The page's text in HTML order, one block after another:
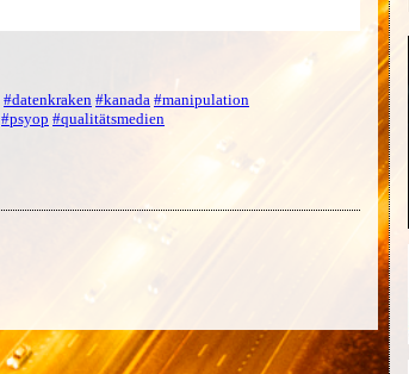
#datenkraken #kanada #manipulation
#psyop #qualitätsmedien